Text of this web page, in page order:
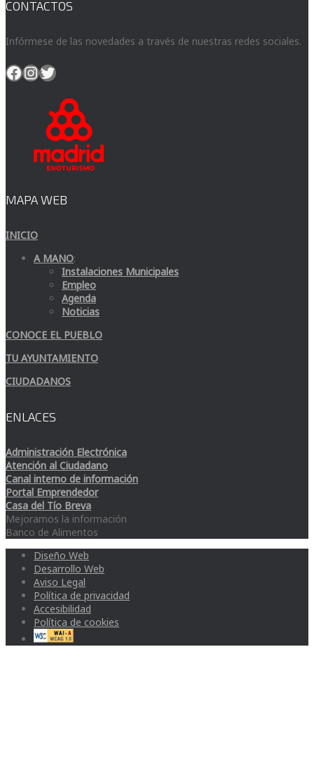
CONTACTOS
Infórmese de las novedades a través de nuestras redes sociales.
Facebook
Instagram
Twitter
MAPA WEB
INICIO
A MANO:
Instalaciones Municipales
Empleo
Agenda
Noticias
CONOCE EL PUEBLO
TU AYUNTAMIENTO
CIUDADANOS
ENLACES
Administración Electrónica
Atención al Ciudadano
Canal interno de información
Portal Emprendedor
Casa del Tío Breva
Mejoramos la información
Banco de Alimentos
Diseño Web
Desarrollo Web
Aviso Legal
Política de privacidad
Accesibilidad
Política de cookies